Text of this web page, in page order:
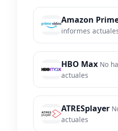
Amazon
informes
HBO Max No
actuales
ATRESplayer
actuales